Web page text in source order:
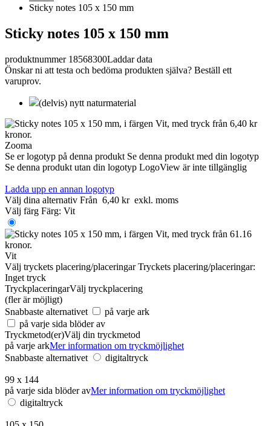
Sticky notes 105 x 150 mm
Sticky notes 105 x 150 mm
produktnummer 18568300Laddar data
Önskar ni att testa och bedöma produkten själva? Beställ ett
varuprov.
(delvis) nytt naturmaterial
Zooma
Se er logotyp på denna produkt Se denna produkt med din logotyp
Se denna produkt utan din logotyp LogoView är inte tillgänglig
Ladda upp en annan logotyp
Välj dina alternativ Från 6,40 kr exkl. moms
Välj färg Färg: Vit
Vit
Välj tryckets placering/placeringar Tryckets placering/placeringar:
Inget tryck
TryckplaceringarVälj tryckplacering
(fler är möjligt)
Snabbaste alternativet
på varje ark
på varje sida blöder av
Tryckmetod(er)Välj din tryckmetod
på varje arkMer information om tryckmöjlighet
Snabbaste alternativet
digitaltryck
99 x 144
på varje sida blöder avMer information om tryckmöjlighet
digitaltryck